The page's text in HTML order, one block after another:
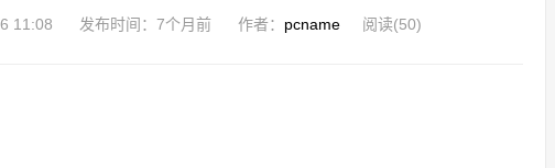
11:08 发布时间： 7个月前 作者： pcname 阅读(50)